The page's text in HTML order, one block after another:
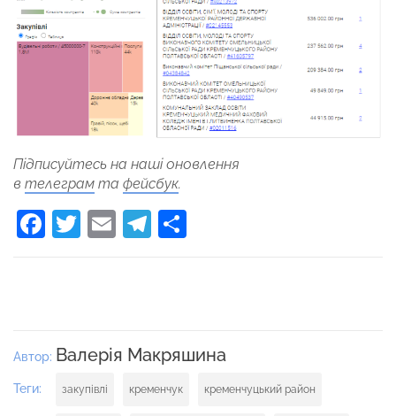
Підписуйтесь на наші оновлення
в телеграм та фейсбук.
Facebook
Twitter
EmailTelegram
Автор: Валерія Макряшина
Теги: закупівлі кременчук кременчуцький район